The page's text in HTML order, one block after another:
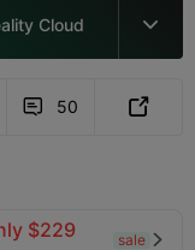
Cloud 
 50 
$229
sale 